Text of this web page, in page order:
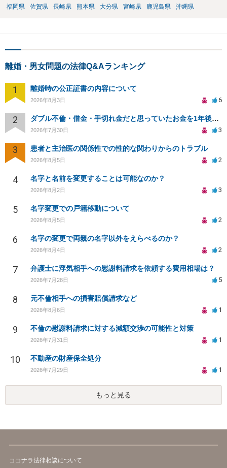
福岡県
佐賀県 長崎県 熊本県 大分県 宮崎県 鹿児島県 沖縄県
離婚・男女問題の法律Q&Aランキング
1 離婚時の公正証書の内容について
2026年8月3日 6
2 ダブル不倫・借金・手切れ金だと思っていたお金を1年後いまさら脅迫罪として通知書が来てまとめて請求
2026年7月30日 3
3 患者と主治医の関係性での性的な関わりからのトラブル
2026年8月5日 2
4 名字と名前を変更することは可能なのか？
2026年8月2日 3
5 名字変更での戸籍移動について
2026年8月5日 2
6 名字の変更で両親の名字以外をえらべるのか？
2026年8月4日 2
7 弁護士に浮気相手への慰謝料請求を依頼する費用相場は？
2026年7月28日 5
8 元不倫相手への損害賠償請求など
2026年8月6日 1
9 不倫の慰謝料請求に対する減額交渉の可能性と対策
2026年7月31日 1
10 不動産の財産保全処分
2026年7月29日 1
もっと見る
ココナラ法律相談について